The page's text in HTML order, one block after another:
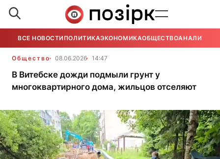
ВСЕ НОВОСТИ ПОЛИТИКАЭКОНОМИКАОБЩЕСТВОАНАЛИТИКА
Общество 08.06.2026 14:47
В Витебске дожди подмыли грунт у
многоквартирного дома, жильцов отселяют